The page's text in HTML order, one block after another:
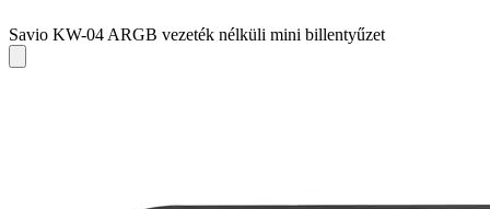
Savio KW-04 ARGB vezeték nélküli mini billentyűzet